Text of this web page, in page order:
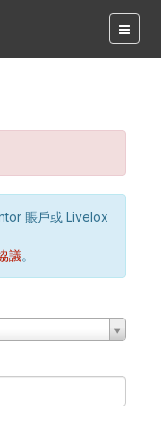
賬戶或 Livelox
議。